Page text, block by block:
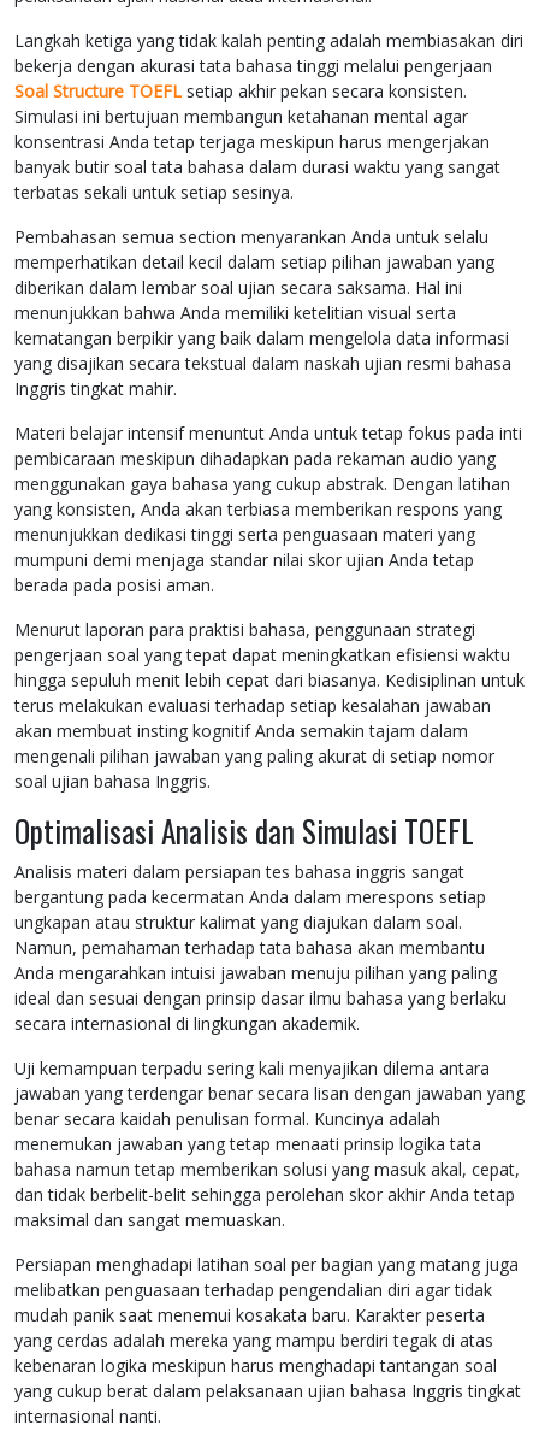
Langkah ketiga yang tidak kalah penting adalah membiasakan diri
bekerja dengan akurasi tata bahasa tinggi melalui pengerjaan
Soal Structure TOEFL setiap akhir pekan secara konsisten.
Simulasi ini bertujuan membangun ketahanan mental agar
konsentrasi Anda tetap terjaga meskipun harus mengerjakan
banyak butir soal tata bahasa dalam durasi waktu yang sangat
terbatas sekali untuk setiap sesinya.
Pembahasan semua section menyarankan Anda untuk selalu
memperhatikan detail kecil dalam setiap pilihan jawaban yang
diberikan dalam lembar soal ujian secara saksama. Hal ini
menunjukkan bahwa Anda memiliki ketelitian visual serta
kematangan berpikir yang baik dalam mengelola data informasi
yang disajikan secara tekstual dalam naskah ujian resmi bahasa
Inggris tingkat mahir.
Materi belajar intensif menuntut Anda untuk tetap fokus pada inti
pembicaraan meskipun dihadapkan pada rekaman audio yang
menggunakan gaya bahasa yang cukup abstrak. Dengan latihan
yang konsisten, Anda akan terbiasa memberikan respons yang
menunjukkan dedikasi tinggi serta penguasaan materi yang
mumpuni demi menjaga standar nilai skor ujian Anda tetap
berada pada posisi aman.
Menurut laporan para praktisi bahasa, penggunaan strategi
pengerjaan soal yang tepat dapat meningkatkan efisiensi waktu
hingga sepuluh menit lebih cepat dari biasanya. Kedisiplinan untuk
terus melakukan evaluasi terhadap setiap kesalahan jawaban
akan membuat insting kognitif Anda semakin tajam dalam
mengenali pilihan jawaban yang paling akurat di setiap nomor
soal ujian bahasa Inggris.
Optimalisasi Analisis dan Simulasi TOEFL
Analisis materi dalam persiapan tes bahasa inggris sangat
bergantung pada kecermatan Anda dalam merespons setiap
ungkapan atau struktur kalimat yang diajukan dalam soal.
Namun, pemahaman terhadap tata bahasa akan membantu
Anda mengarahkan intuisi jawaban menuju pilihan yang paling
ideal dan sesuai dengan prinsip dasar ilmu bahasa yang berlaku
secara internasional di lingkungan akademik.
Uji kemampuan terpadu sering kali menyajikan dilema antara
jawaban yang terdengar benar secara lisan dengan jawaban yang
benar secara kaidah penulisan formal. Kuncinya adalah
menemukan jawaban yang tetap menaati prinsip logika tata
bahasa namun tetap memberikan solusi yang masuk akal, cepat,
dan tidak berbelit-belit sehingga perolehan skor akhir Anda tetap
maksimal dan sangat memuaskan.
Persiapan menghadapi latihan soal per bagian yang matang juga
melibatkan penguasaan terhadap pengendalian diri agar tidak
mudah panik saat menemui kosakata baru. Karakter peserta
yang cerdas adalah mereka yang mampu berdiri tegak di atas
kebenaran logika meskipun harus menghadapi tantangan soal
yang cukup berat dalam pelaksanaan ujian bahasa Inggris tingkat
internasional nanti.